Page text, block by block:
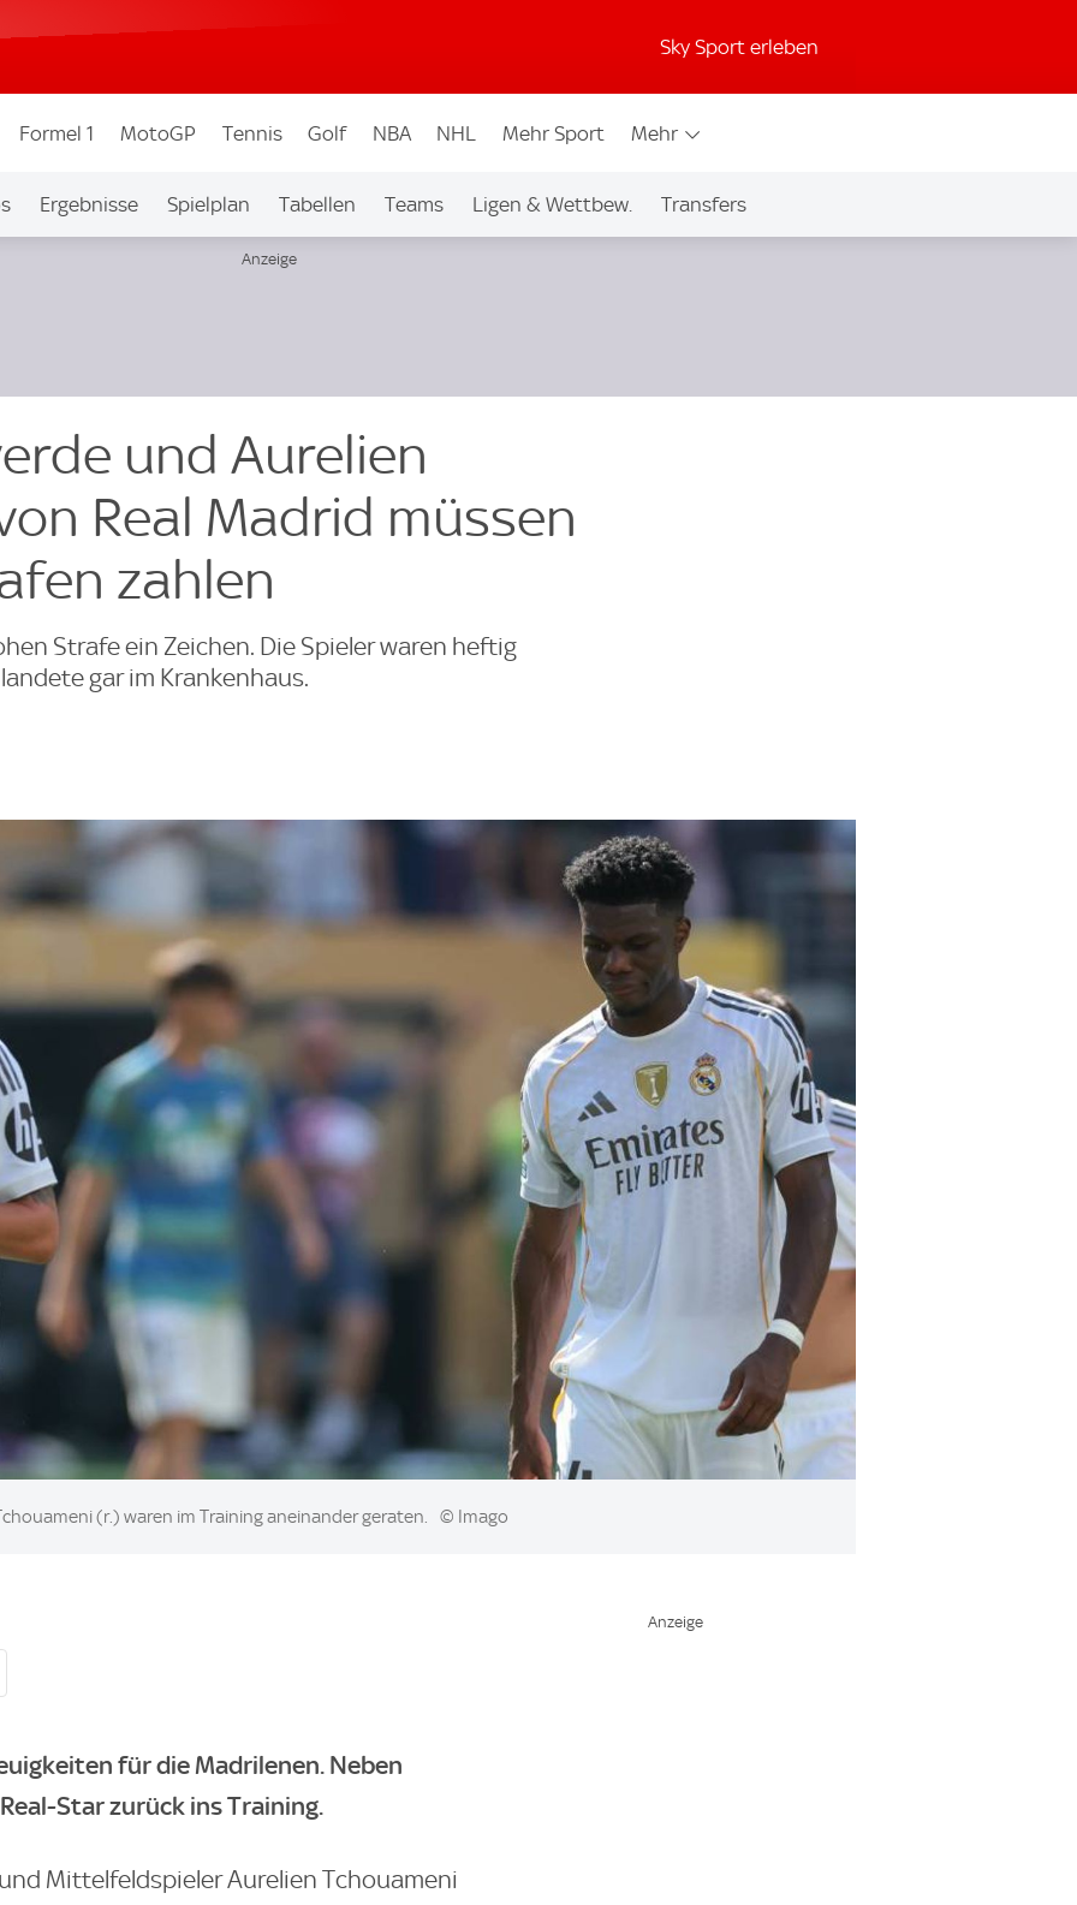
Sky Sport erleben
Formel 1 MotoGP Tennis Golf NBA NHL Mehr Sport Mehr
Ergebnisse Spielplan Tabellen Teams Ligen & Wettbew. Transfers
und Aurelien
Real Madrid müssen
zahlen
Strafe ein Zeichen. Die Spieler waren heftig
gar im Krankenhaus.
(r.) waren im Training aneinander geraten. © Imago
für die Madrilenen. Neben
Star zurück ins Training.
und Mittelfeldspieler Aurelien Tchouameni